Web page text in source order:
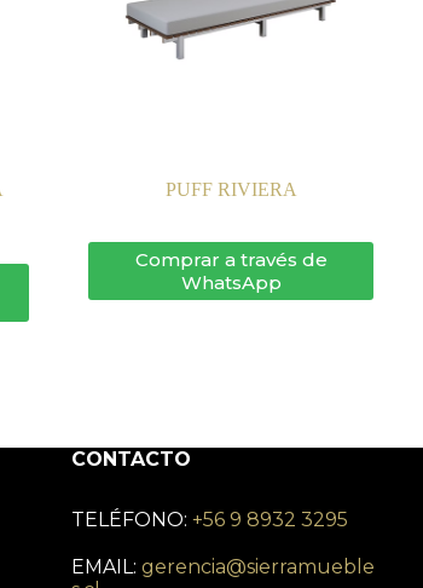
PUFF RIVIERA
Comprar a través de
WhatsApp
CONTACTO
TELÉFONO: +56 9 8932 3295
EMAIL: gerencia@sierramueble